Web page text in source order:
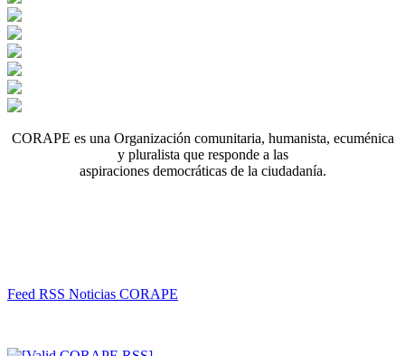
CORAPE es una Organización comunitaria, humanista, ecuménica
y pluralista que responde a las
aspiraciones democráticas de la ciudadanía.
Feed RSS Noticias CORAPE